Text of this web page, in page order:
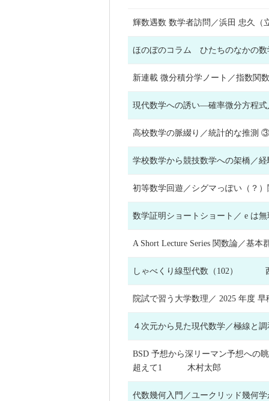
輝数遇数 数学者訪問／浜田 忠久
ほのぼのコラム ひたちのな
新連載 微分積分学ノート／指
現代数学への誘い—確率微分方
高校数学の脈綴り／統計的な
学校数学から競技数学への架橋
初等数学回遊／シグマっぽい
数学証明ショートショート／ e
A Short Lecture Series 関数論／
しゃべくり線型代数（102） 西
院試で習う大学数理／ 2025 年
４次元から見た現代数学／極
BSD 予想から深リーマン予想への
超えて1 木村太郎
代数幾何入門／ユークリッド幾